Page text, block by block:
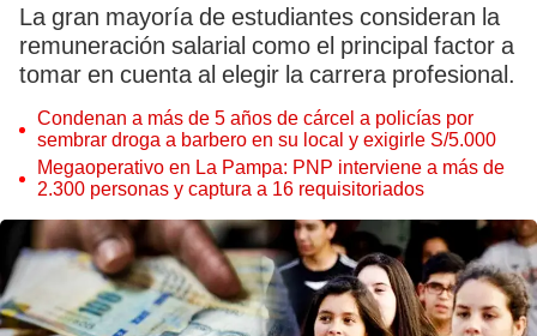
La gran mayoría de estudiantes consideran la
remuneración salarial como el principal factor a
tomar en cuenta al elegir la carrera profesional.
Condenan a más de 5 años de cárcel a policías por
sembrar droga a barbero en su local y exigirle S/5.000
Megaoperativo en La Pampa: PNP interviene a más de
2.300 personas y captura a 16 requisitoriados